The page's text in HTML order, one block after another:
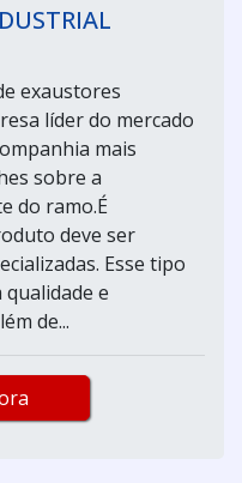
exaustores
líder do mercado
mais
sobre a
do ramo.É
deve ser
Esse tipo
e
de...